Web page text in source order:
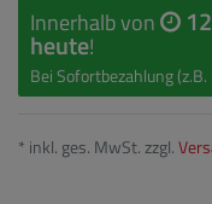
Innerhalb von
heute!
Bei Sofortbezahlung (z.B.
* inkl. ges. MwSt. zzgl.